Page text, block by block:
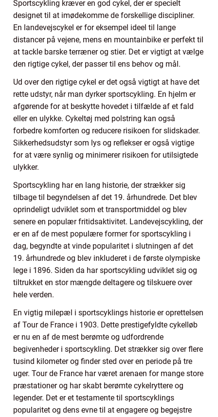
Sportscykling kræver en god cykel, der er specielt
designet til at imødekomme de forskellige discipliner.
En landevejscykel er for eksempel ideel til lange
distancer på vejene, mens en mountainbike er perfekt til
at tackle barske terræner og stier. Det er vigtigt at vælge
den rigtige cykel, der passer til ens behov og mål.
Ud over den rigtige cykel er det også vigtigt at have det
rette udstyr, når man dyrker sportscykling. En hjelm er
afgørende for at beskytte hovedet i tilfælde af et fald
eller en ulykke. Cykeltøj med polstring kan også
forbedre komforten og reducere risikoen for slidskader.
Sikkerhedsudstyr som lys og reflekser er også vigtige
for at være synlig og minimerer risikoen for utilsigtede
ulykker.
Sportscykling har en lang historie, der strækker sig
tilbage til begyndelsen af det 19. århundrede. Det blev
oprindeligt udviklet som et transportmiddel og blev
senere en populær fritidsaktivitet. Landevejscykling, der
er en af de mest populære former for sportscykling i
dag, begyndte at vinde popularitet i slutningen af det
19. århundrede og blev inkluderet i de første olympiske
lege i 1896. Siden da har sportscykling udviklet sig og
tiltrukket en stor mængde deltagere og tilskuere over
hele verden.
En vigtig milepæl i sportscyklings historie er oprettelsen
af Tour de France i 1903. Dette prestigefyldte cykelløb
er nu en af de mest berømte og udfordrende
begivenheder i sportscykling. Det strækker sig over flere
tusind kilometer og finder sted over en periode på tre
uger. Tour de France har været arenaen for mange store
præstationer og har skabt berømte cykelryttere og
legender. Det er et testamente til sportscyklings
popularitet og dens evne til at engagere og begejstre